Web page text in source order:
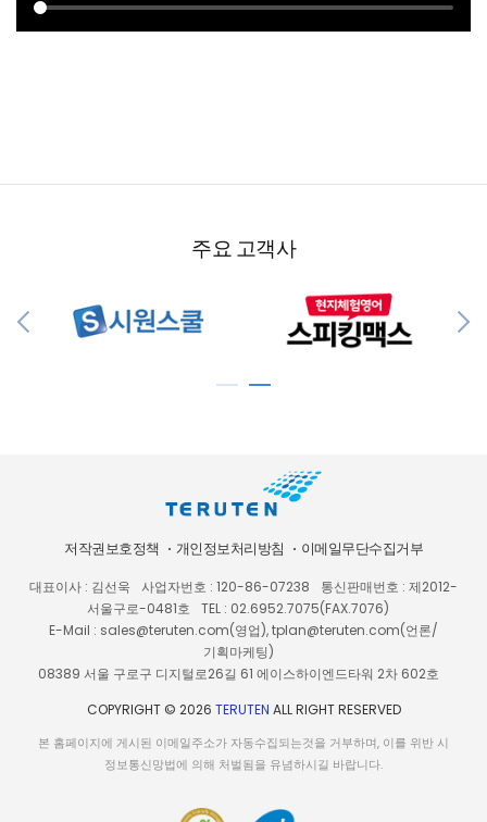
주요 고객사
저작권보호정책 개인정보처리방침 이메일무단수집거부
대표이사 : 김선욱 사업자번호 : 120-86-07238
통신판매번호 : 제2012-
서울구로-0481호
TEL : 02.6952.7075(FAX.7076)
E-Mail : sales@teruten.com(영업), tplan@teruten.com(언론/
기획마케팅)
08389 서울 구로구 디지털로26길 61 에이스하이엔드타워 2차 602호
COPYRIGHT © 2026 TERUTEN ALL RIGHT RESERVED
본 홈페이지에 게시된 이메일주소가 자동수집되는것을 거부하며, 이를 위반 시
정보통신망법에 의해 처벌됨을 유념하시길 바랍니다.